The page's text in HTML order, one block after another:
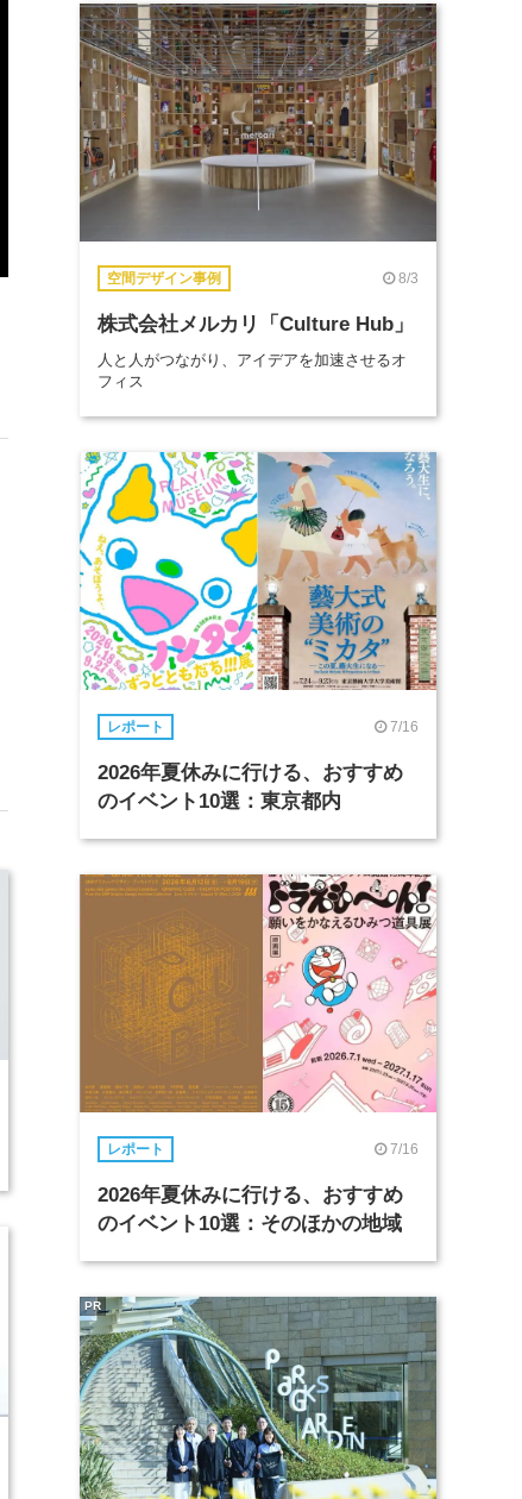
空間デザイン事例 8/3
株式会社メルカリ「Culture Hub」
人と人がつながり、アイデアを加速させるオ
フィス
レポート 7/16
2026年夏休みに行ける、おすすめ
のイベント10選：東京都内
レポート 7/16
2026年夏休みに行ける、おすすめ
のイベント10選：そのほかの地域
PR